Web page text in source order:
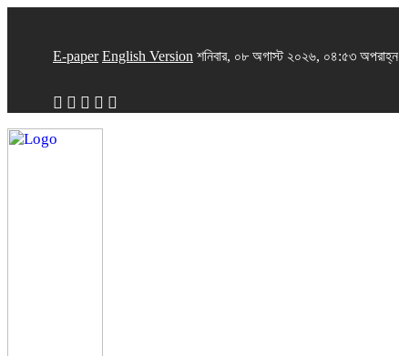
E-paper English Version শনিবার, ০৮ অগাস্ট ২০২৬, ০৪:৫৩ অপরাহ্ন